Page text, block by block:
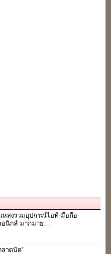
หล่งรวมอุปกรณ์ไอที-มือถือ-
นิกส์ มากมาย…
ลาดนัด”